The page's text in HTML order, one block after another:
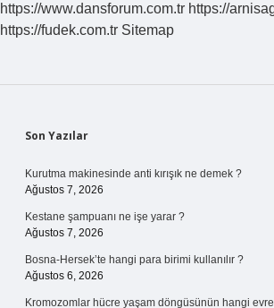
https://www.dansforum.com.tr https://
https://fudek.com.tr Sitemap
Sidebar
Son Yazılar
Kurutma makinesinde anti kırışık ne demek ?
Ağustos 7, 2026
Kestane şampuanı ne işe yarar ?
Ağustos 7, 2026
Bosna-Hersek’te hangi para birimi kullanılır ?
Ağustos 6, 2026
Kromozomlar hücre yaşam döngüsünün hangi